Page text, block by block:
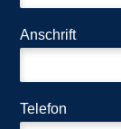
Anschrift
Telefon